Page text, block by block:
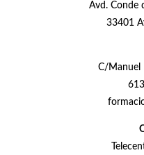
Avd. Conde
33401
C/Manuel